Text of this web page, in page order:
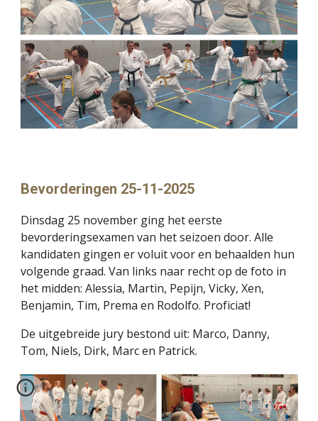
Bevorderingen 25-11-2025
Dinsdag 25 november ging het eerste
bevorderingsexamen van het seizoen door. Alle
kandidaten gingen er voluit voor en behaalden hun
volgende graad. Van links naar recht op de foto in
het midden: Alessia, Martin, Pepijn, Vicky, Xen,
Benjamin, Tim, Prema en Rodolfo. Proficiat!
De uitgebreide jury bestond uit: Marco, Danny,
Tom, Niels, Dirk, Marc en Patrick.